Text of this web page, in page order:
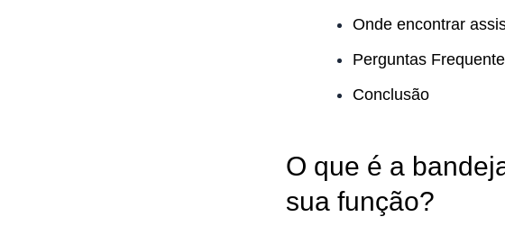
Onde encontrar
Perguntas
Conclusão
O que é a
sua função?